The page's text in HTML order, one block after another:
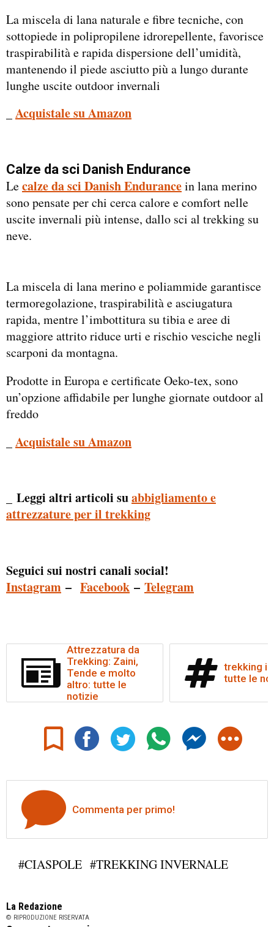
La miscela di lana naturale e fibre tecniche, con
sottopiede in polipropilene idrorepellente, favorisce
traspirabilità e rapida dispersione dell’umidità,
mantenendo il piede asciutto più a lungo durante
lunghe uscite outdoor invernali
Acquistale su Amazon
Calze da sci Danish Endurance
Lecalze da sci Danish Endurancein lana merino
sono pensate per chi cerca calore e comfort nelle
uscite invernali più intense, dallo sci al trekking su
neve.
La miscela di lana merino e poliammide garantisce
termoregolazione, traspirabilità e asciugatura
rapida, mentre l’imbottitura su tibia e aree di
maggiore attrito riduce urti e rischio vesciche negli
scarponi da montagna.
Prodotte in Europa e certificate Oeko-tex, sono
un’opzione affidabile per lunghe giornate outdoor al
freddo
Acquistale su Amazon
_ Leggi altri articoli suabbigliamento e
attrezzature per il trekking
Seguici sui nostri canali social!
Instagram – Facebook – Telegram
Attrezzatura da
Trekking: Zaini,
Tende e molto
altro: tutte le
notizie
trekking
tutte le
Commenta per primo!
#CIASPOLE #TREKKING INVERNALE
La Redazione
© RIPRODUZIONE RISERVATA